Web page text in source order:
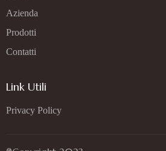
Azienda
Prodotti
Contatti
Link Utili
Privacy Policy